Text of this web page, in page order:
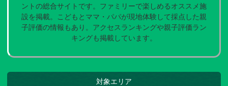
ントの総合サイトです。ファミリーで楽しめるオススメ施
設を掲載。こどもとママ・パパが現地体験して採点した親
子評価の情報もあり。アクセスランキングや親子評価ラン
キングも掲載しています。
対象エリア